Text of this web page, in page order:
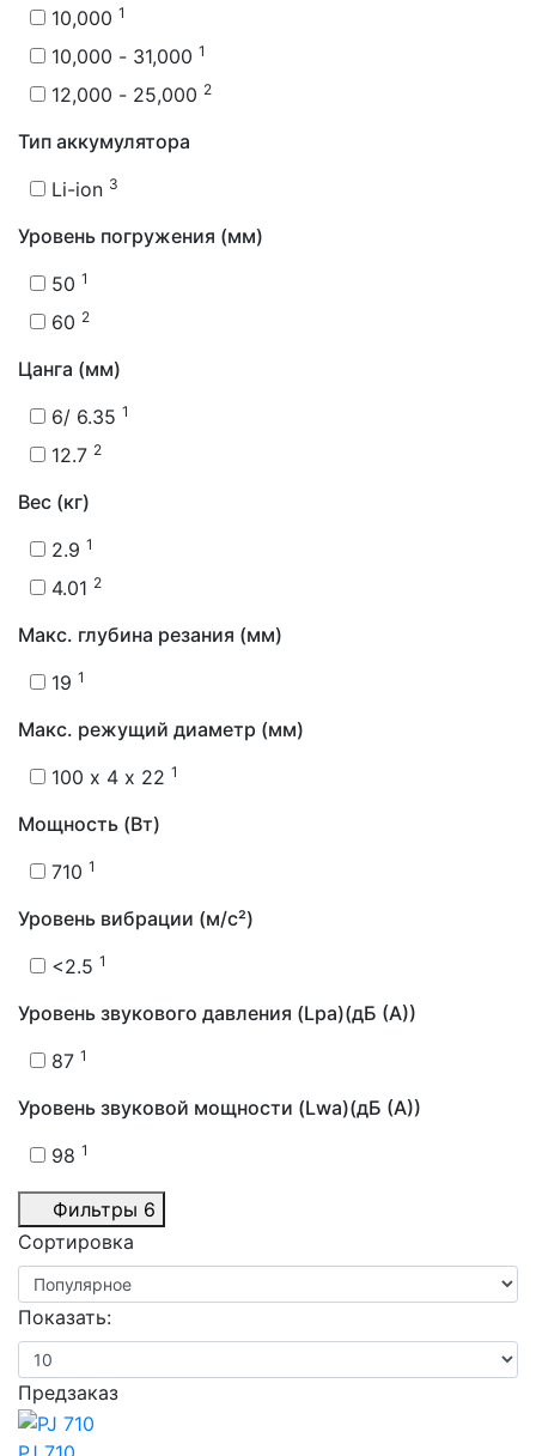
10,000 1
10,000 - 31,000 1
12,000 - 25,000 2
Тип аккумулятора
Li-ion 3
Уровень погружения (мм)
50 1
60 2
Цанга (мм)
6/ 6.35 1
12.7 2
Вес (кг)
2.9 1
4.01 2
Макс. глубина резания (мм)
19 1
Макс. режущий диаметр (мм)
100 x 4 x 22 1
Мощность (Вт)
710 1
Уровень вибрации (м/с²)
<2.5 1
Уровень звукового давления (Lpa)(дБ (А))
87 1
Уровень звуковой мощности (Lwa)(дБ (А))
98 1
Фильтры 6
Сортировка
Показать:
Предзаказ